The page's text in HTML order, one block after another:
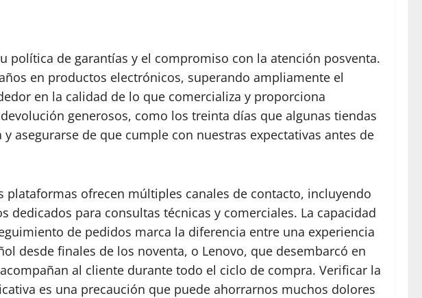
política de garantías y el compromiso con la atención posventa.
en productos electrónicos, superando ampliamente el
en la calidad de lo que comercializa y proporciona
generosos, como los treinta días que algunas tiendas
asegurarse de que cumple con nuestras expectativas antes de
ofrecen múltiples canales de contacto, incluyendo
para consultas técnicas y comerciales. La capacidad
de pedidos marca la diferencia entre una experiencia
desde finales de los noventa, o Lenovo, que desembarcó en
al cliente durante todo el ciclo de compra. Verificar la
es una precaución que puede ahorrarnos muchos dolores